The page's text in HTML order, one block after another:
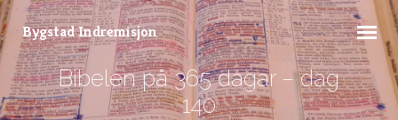
Bygstad Indremisjon
Bibelen på 365 dagar – dag
140